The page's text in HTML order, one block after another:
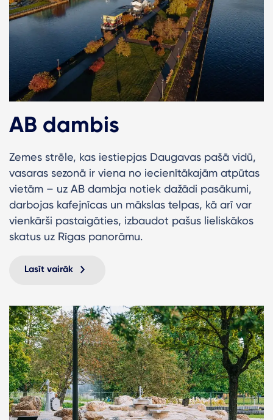
AB dambis
Zemes strēle, kas iestiepjas Daugavas pašā vidū,
vasaras sezonā ir viena no iecienītākajām atpūtas
vietām – uz AB dambja notiek dažādi pasākumi,
darbojas kafejnīcas un mākslas telpas, kā arī var
vienkārši pastaigāties, izbaudot pašus lieliskākos
skatus uz Rīgas panorāmu.
Lasīt vairāk